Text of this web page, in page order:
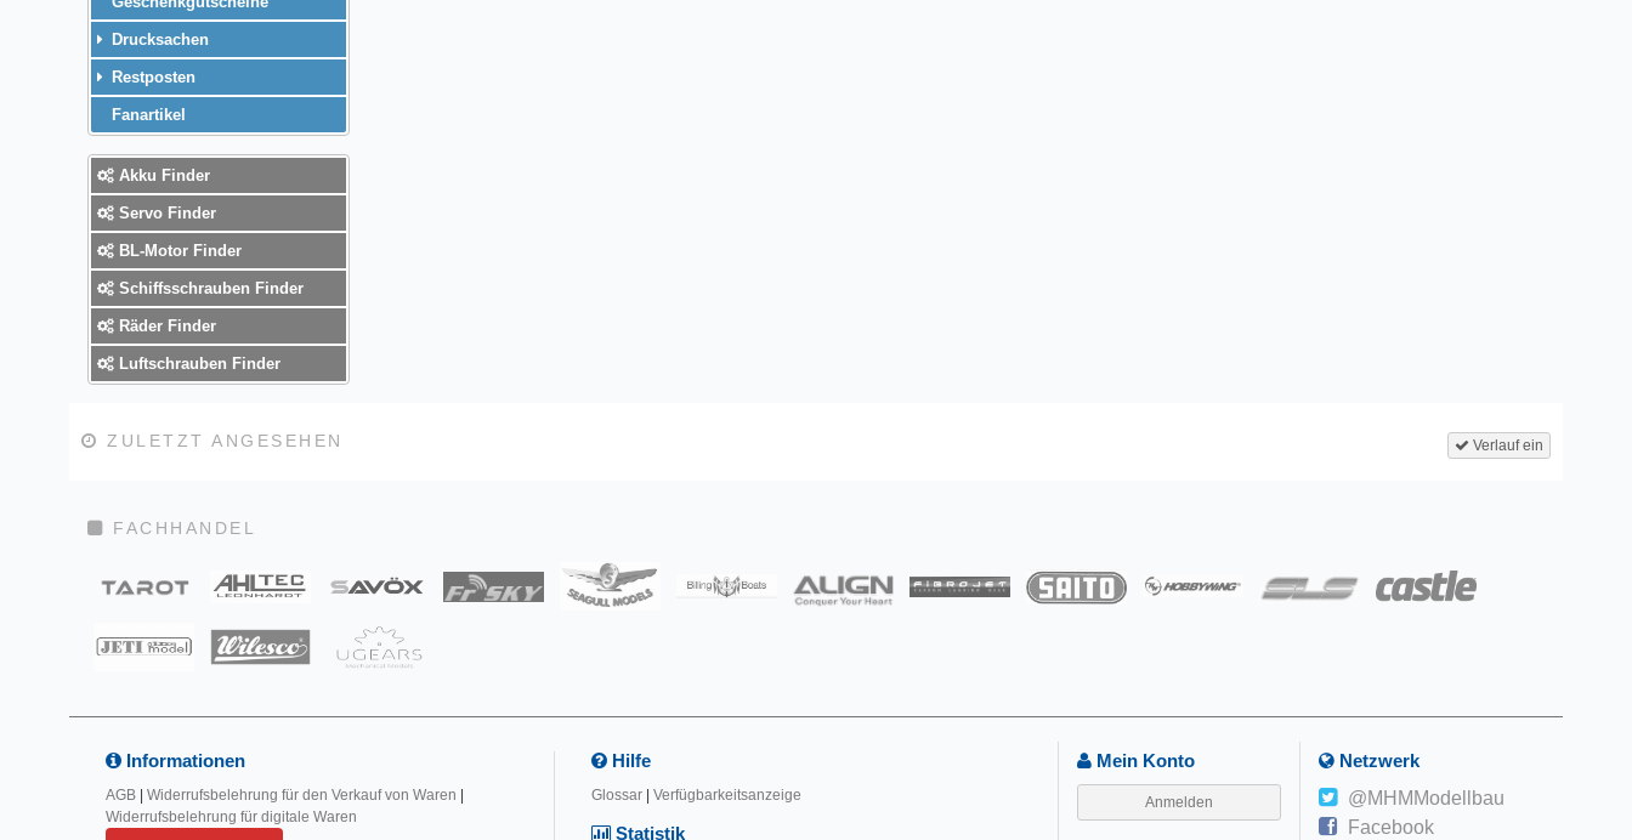
Drucksachen
Restposten
Fanartikel
Akku Finder
Servo Finder
BL-Motor Finder
Schiffsschrauben Finder
Räder Finder
Luftschrauben Finder
Verlauf ein
ZULETZT ANGESEHEN
FACHHANDEL
Informationen
AGB Widerrufsbelehrung für den Verkauf von Waren
Widerrufsbelehrung für digitale Waren
Hilfe
Glossar Verfügbarkeitsanzeige
Statistik
Mein Konto
Anmelden
Netzwerk
@MHMModellbau
Facebook